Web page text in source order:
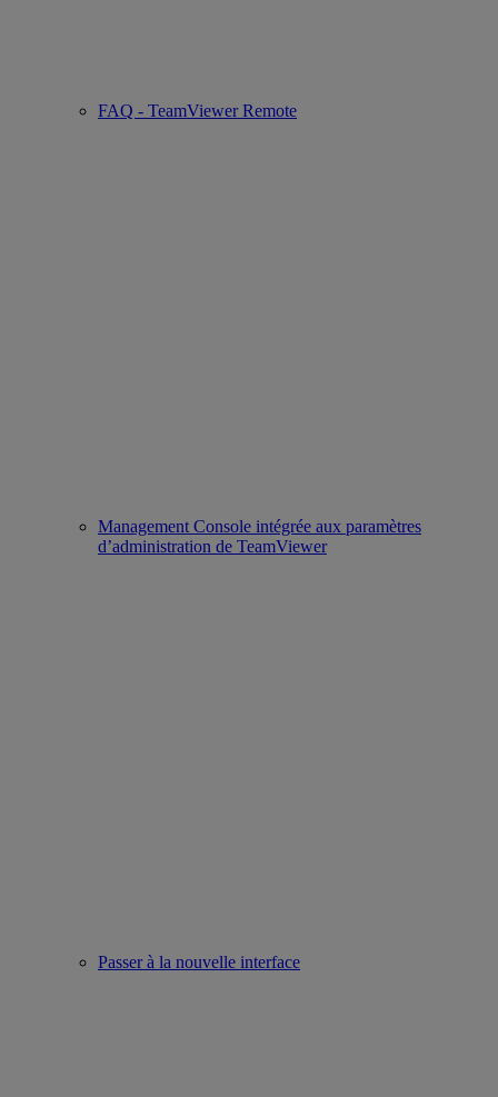
FAQ - TeamViewer Remote
Management Console intégrée aux paramètres
d’administration de TeamViewer
Passer à la nouvelle interface